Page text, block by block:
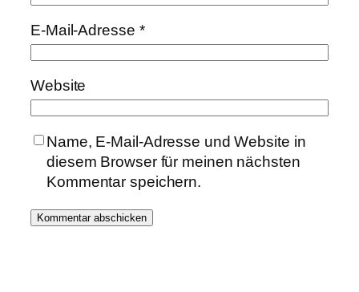
E-Mail-Adresse *
Website
Name, E-Mail-Adresse und Website in
diesem Browser für meinen nächsten
Kommentar speichern.